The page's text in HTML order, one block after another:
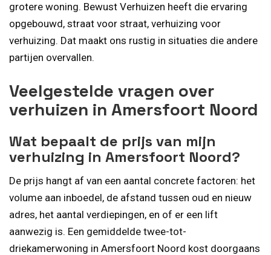
grotere woning. Bewust Verhuizen heeft die ervaring
opgebouwd, straat voor straat, verhuizing voor
verhuizing. Dat maakt ons rustig in situaties die andere
partijen overvallen.
Veelgestelde vragen over
verhuizen in Amersfoort Noord
Wat bepaalt de prijs van mijn
verhuizing in Amersfoort Noord?
De prijs hangt af van een aantal concrete factoren: het
volume aan inboedel, de afstand tussen oud en nieuw
adres, het aantal verdiepingen, en of er een lift
aanwezig is. Een gemiddelde twee-tot-
driekamerwoning in Amersfoort Noord kost doorgaans